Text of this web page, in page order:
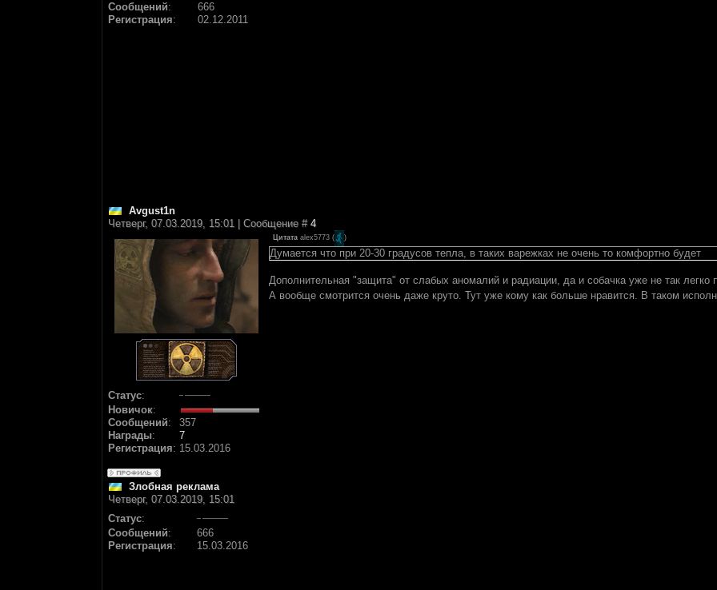
Сообщений:
666
Регистрация: 02.12.2011
Avgust1n
Четверг, 07.03.2019, 15:01 | Сообщение # 4
Статус:
Новичок:
Сообщений:
357
Награды:
7
Регистрация: 15.03.2016
Цитата alex5773 ( )
Думается что при 20-30 градусов тепла, в таких варежках не очень то комфортно будет
Дополнительная "защита" от слабых аномалий и радиации, да и собачка уже не так легко
А вообще смотрится очень даже круто. Тут уже кому как больше нравится. В таком
Злобная реклама
Четверг, 07.03.2019, 15:01
Статус:
Сообщений:
666
Регистрация: 15.03.2016